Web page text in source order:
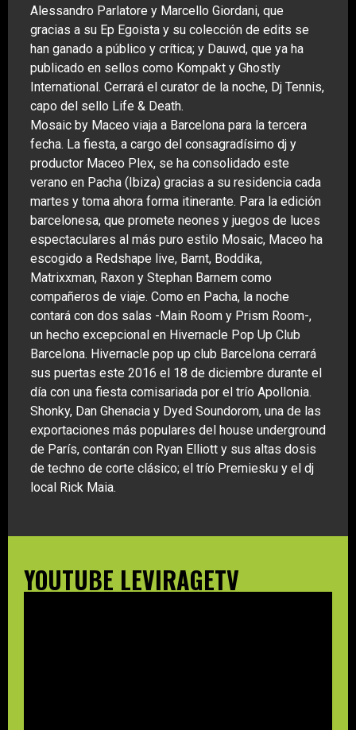
Alessandro Parlatore y Marcello Giordani, que
gracias a su Ep Egoista y su colección de edits se
han ganado a público y crítica; y Dauwd, que ya ha
publicado en sellos como Kompakt y Ghostly
International. Cerrará el curator de la noche, Dj Tennis,
capo del sello Life & Death.
Mosaic by Maceo viaja a Barcelona para la tercera
fecha. La fiesta, a cargo del consagradísimo dj y
productor Maceo Plex, se ha consolidado este
verano en Pacha (Ibiza) gracias a su residencia cada
martes y toma ahora forma itinerante. Para la edición
barcelonesa, que promete neones y juegos de luces
espectaculares al más puro estilo Mosaic, Maceo ha
escogido a Redshape live, Barnt, Boddika,
Matrixxman, Raxon y Stephan Barnem como
compañeros de viaje. Como en Pacha, la noche
contará con dos salas -Main Room y Prism Room-,
un hecho excepcional en Hivernacle Pop Up Club
Barcelona. Hivernacle pop up club Barcelona cerrará
sus puertas este 2016 el 18 de diciembre durante el
día con una fiesta comisariada por el trío Apollonia.
Shonky, Dan Ghenacia y Dyed Soundorom, una de las
exportaciones más populares del house underground
de París, contarán con Ryan Elliott y sus altas dosis
de techno de corte clásico; el trío Premiesku y el dj
local Rick Maia.
YOUTUBE LEVIRAGETV